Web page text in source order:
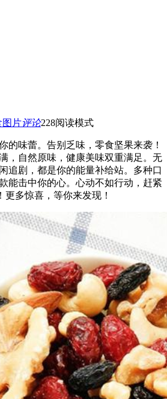
图片评论228阅读模式
的味蕾。告别乏味，零食坚果来袭！
，自然原味，健康美味双重满足。无
追剧，都是你的能量补给站。多种口
能击中你的心。心动不如行动，赶紧
多惊喜，等你来发现！